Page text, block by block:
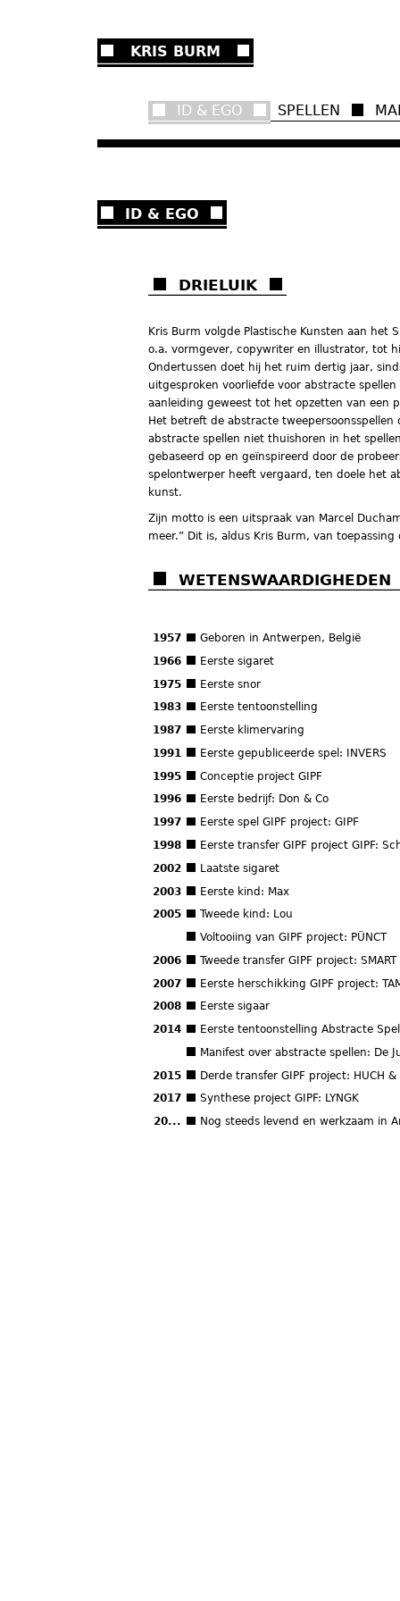
KRIS BURM
ID & EGO SPELLEN
ID & EGO
DRIELUIK
Kris Burm volgde Plastische Kunsten aan het
o.a. vormgever, copywriter en illustrator, tot
Ondertussen doet hij het ruim dertig jaar,
uitgesproken voorliefde voor abstracte
aanleiding geweest tot het opzetten van een
Het betreft de abstracte
abstracte spellen niet thuishoren in het
gebaseerd op en geïnspireerd door de
spelontwerper heeft vergaard, ten doele het
kunst.
Zijn motto is een uitspraak van Marcel
meer.” Dit is, aldus Kris Burm, van
WETENSWAARDIGHEDEN
1957
Geboren in Antwerpen, België
1966
Eerste sigaret
1975
Eerste snor
1983
Eerste tentoonstelling
1987
Eerste klimervaring
1991
Eerste gepubliceerde spel: INVERS
1995
Conceptie project GIPF
1996
Eerste bedrijf: Don & Co
1997
Eerste spel GIPF project: GIPF
1998
Eerste transfer GIPF project GIPF:
2002
Laatste sigaret
2003
Eerste kind: Max
2005
Tweede kind: Lou
Voltooiing van GIPF project: PÜNCT
2006
Tweede transfer GIPF project: SMART
2007
Eerste herschikking GIPF project:
2008
Eerste sigaar
2014
Eerste tentoonstelling Abstracte
Manifest over abstracte spellen: De
2015
Derde transfer GIPF project: HUCH
2017
Synthese project GIPF: LYNGK
20...
Nog steeds levend en werkzaam in